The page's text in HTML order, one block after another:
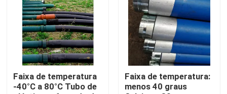
Casa
Produtos
Show de RV
Faixa de temperatura
-40°C a 80°C Tubo de
Faixa de temperatura:
menos 40 graus